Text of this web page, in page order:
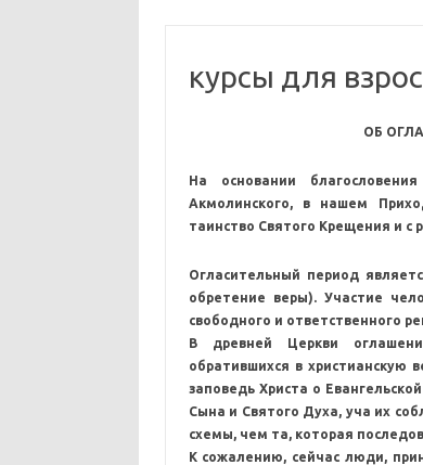
курсы для
ОБ
На основании
Акмолинского, в нашем
таинство Святого Крещения и
Огласительный период
обретение веры). Участие
свободного и ответственного
В древней Церкви
обратившихся в христианскую
заповедь Христа о
Сына и Святого Духа, уча их
схемы, чем та, которая
К сожалению, сейчас люди,